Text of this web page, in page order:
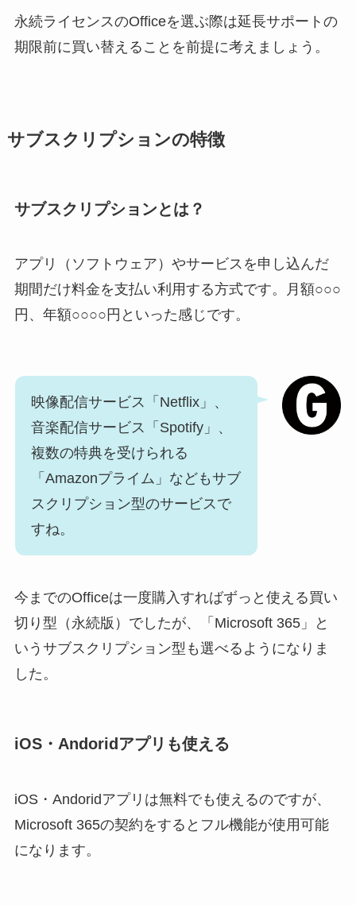
永続ライセンスのOfficeを選ぶ際は延長サポートの
期限前に買い替えることを前提に考えましょう。
サブスクリプションの特徴
サブスクリプションとは？
アプリ（ソフトウェア）やサービスを申し込んだ
期間だけ料金を支払い利用する方式です。月額○○○
円、年額○○○○円といった感じです。
映像配信サービス「Netflix」、
音楽配信サービス「Spotify」、
複数の特典を受けられる
「Amazonプライム」などもサブ
スクリプション型のサービスで
すね。
今までのOfficeは一度購入すればずっと使える買い
切り型（永続版）でしたが、「Microsoft 365」と
いうサブスクリプション型も選べるようになりま
した。
iOS・Andoridアプリも使える
iOS・Andoridアプリは無料でも使えるのですが、
Microsoft 365の契約をするとフル機能が使用可能
になります。